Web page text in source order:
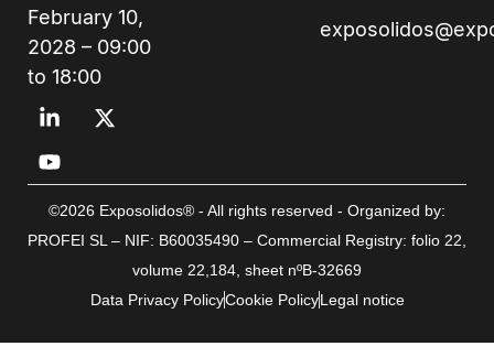
February 10,
2028 – 09:00
to 18:00
©2026 Exposolidos® - All rights reserved - Organized by:
PROFEI SL – NIF: B60035490 – Commercial Registry: folio 22,
volume 22,184, sheet nºB-32669
Data Privacy PolicyCookie PolicyLegal notice